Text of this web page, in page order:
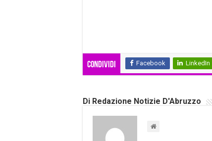
Condividi Facebook LinkedIn
Di Redazione Notizie D'Abruzzo